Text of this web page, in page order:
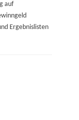
auf
Ergebnislisten